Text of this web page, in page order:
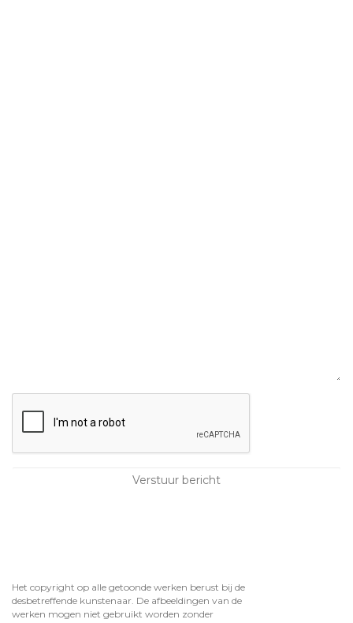
Het copyright op alle getoonde werken berust bij de
desbetreffende kunstenaar. De afbeeldingen van de
werken mogen niet gebruikt worden zonder